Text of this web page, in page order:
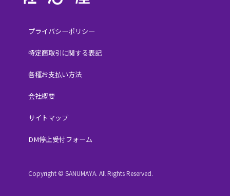
プライバシーポリシー
特定商取引に関する表記
各種お支払い方法
会社概要
サイトマップ
DM停止受付フォーム
Copyright © SANUMAYA. All Rights Reserved.